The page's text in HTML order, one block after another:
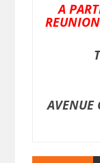
A
AVENUE